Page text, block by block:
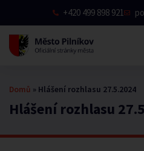
+420 499 898 921
Hlášení rozhlasu
Domů » Hlášení rozhlasu 27.5.2024